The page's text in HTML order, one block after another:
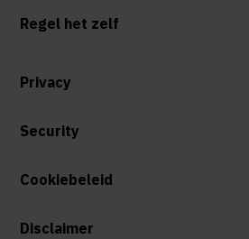
Regel het zelf
Privacy
Security
Cookiebeleid
Disclaimer